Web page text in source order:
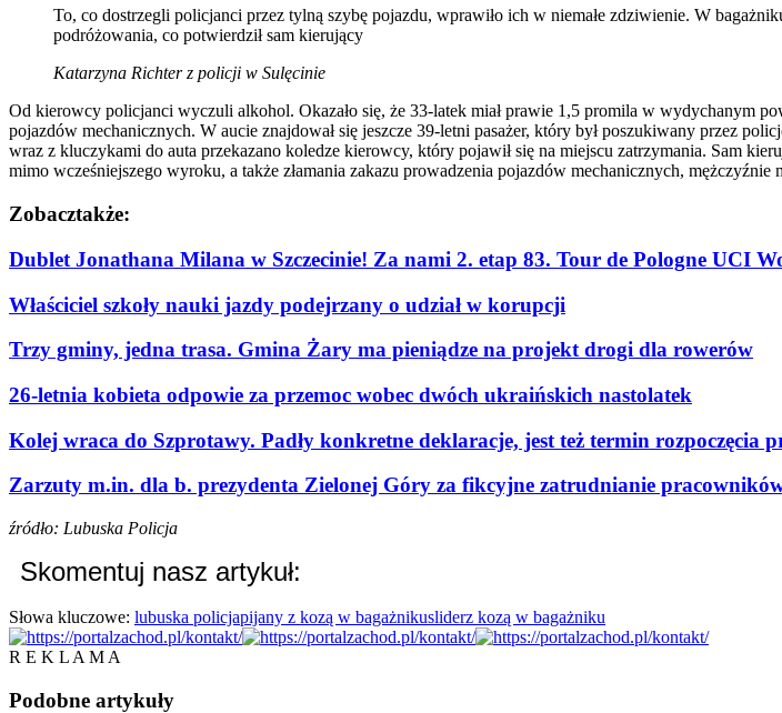
To, co dostrzegli policjanci przez tylną szybę pojazdu, wprawiło ich w niemałe zdziwienie. W
podróżowania, co potwierdził sam kierujący
Katarzyna Richter z policji w Sulęcinie
Od kierowcy policjanci wyczuli alkohol. Okazało się, że 33-latek miał prawie 1,5 promila w wydychanym
pojazdów mechanicznych. W aucie znajdował się jeszcze 39-letni pasażer, który był poszukiwany przez
wraz z kluczykami do auta przekazano koledze kierowcy, który pojawił się na miejscu zatrzymania. Sam
mimo wcześniejszego wyroku, a także złamania zakazu prowadzenia pojazdów mechanicznych,
Zobacztakże:
Dublet Jonathana Milana w Szczecinie! Za nami 2. etap 83. Tour de Pologne UCI
Właściciel szkoły nauki jazdy podejrzany o udział w korupcji
Trzy gminy, jedna trasa. Gmina Żary ma pieniądze na projekt drogi dla rowerów
26-letnia kobieta odpowie za przemoc wobec dwóch ukraińskich nastolatek
Kolej wraca do Szprotawy. Padły konkretne deklaracje, jest też termin rozpoczęcia
Zarzuty m.in. dla b. prezydenta Zielonej Góry za fikcyjne zatrudnianie
źródło: Lubuska Policja
Skomentuj nasz artykuł:
Słowa kluczowe: lubuska policjapijany z kozą w bagażnikusliderz kozą w bagażniku
R E K L A M A
Podobne artykuły